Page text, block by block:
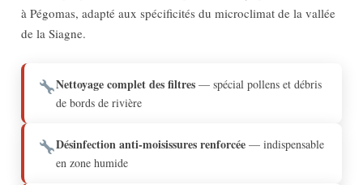
à Pégomas, adapté aux spécificités du microclimat de la vallée
de la Siagne.
Nettoyage complet des filtres— spécial pollens et débris
de bords de rivière
Désinfection anti-moisissures renforcée— indispensable
en zone humide